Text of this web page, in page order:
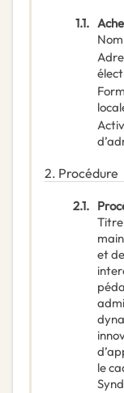
1.1.
2. Procédure
2.1.
Titre
et
le